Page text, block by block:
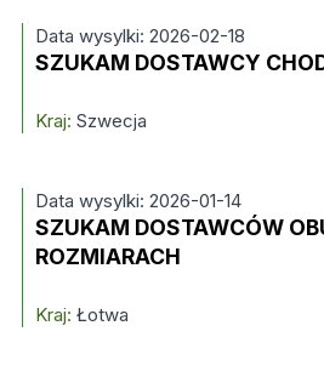
Data wysylki: 2026-02-18
SZUKAM DOSTAWCY
Kraj: Szwecja
Data wysylki: 2026-01-14
SZUKAM DOSTAWCÓW
ROZMIARACH
Kraj: Łotwa